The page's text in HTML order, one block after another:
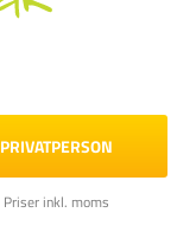
PRIVATPERSON
Priser inkl. moms